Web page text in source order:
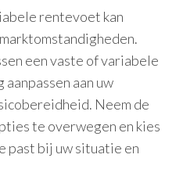
rentevoet kan
een vaste of variabele
aan uw
Neem de
te overwegen en kies
past bij uw situatie en